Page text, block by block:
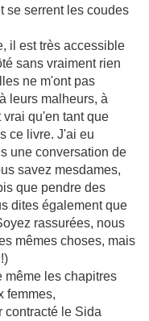
se serrent les coudes
il est très accessible
sans vraiment rien
ne m'ont pas
leurs malheurs, à
vrai qu'en tant que
ce livre. J'ai eu
une conversation de
savez mesdames,
que pendre des
dites également que
rassurées, nous
mêmes choses, mais
même les chapitres
femmes,
contracté le Sida